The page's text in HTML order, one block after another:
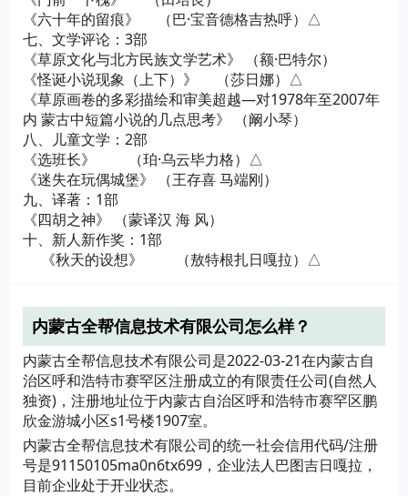
《六十年的留痕》 （巴·宝音德格吉热呼）△
七、文学评论：3部
《草原文化与北方民族文学艺术》 （额·巴特尔）
《怪诞小说现象（上下）》 （莎日娜）△
《草原画卷的多彩描绘和审美超越—对1978年至2007年
内 蒙古中短篇小说的几点思考》 （阚小琴）
八、儿童文学：2部
《选班长》 （珀·乌云毕力格）△
《迷失在玩偶城堡》 （王存喜 马端刚）
九、译著：1部
《四胡之神》 （蒙译汉 海 风）
十、新人新作奖：1部
《秋天的设想》 （敖特根扎日嘎拉）△
内蒙古全帮信息技术有限公司怎么样？
内蒙古全帮信息技术有限公司是2022-03-21在内蒙古自
治区呼和浩特市赛罕区注册成立的有限责任公司(自然人
独资)，注册地址位于内蒙古自治区呼和浩特市赛罕区鹏
欣金游城小区s1号楼1907室。
内蒙古全帮信息技术有限公司的统一社会信用代码/注册
号是91150105ma0n6tx699，企业法人巴图吉日嘎拉，
目前企业处于开业状态。